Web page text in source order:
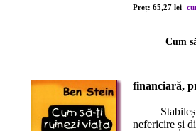
Preț: 65,27 lei
Cum
financiară,
Stabilește
nefericire și